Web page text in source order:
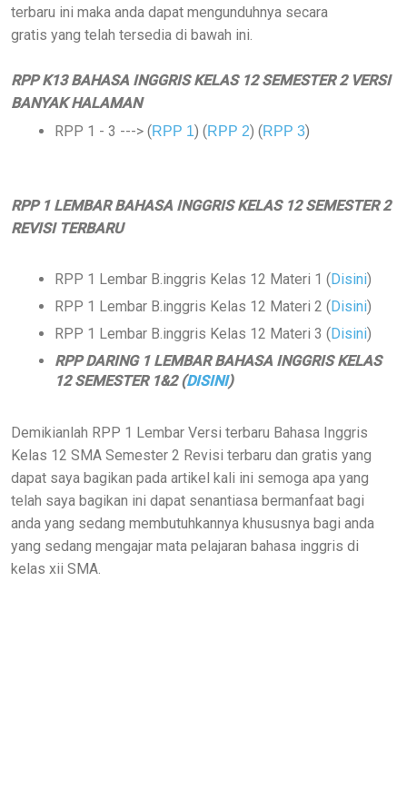
terbaru ini maka anda dapat mengunduhnya secara
gratis yang telah tersedia di bawah ini.
RPP K13 BAHASA INGGRIS KELAS 12 SEMESTER 2 VERSI
BANYAK HALAMAN
RPP 1 - 3 ---> (RPP 1) (RPP 2) (RPP 3)
RPP 1 LEMBAR BAHASA INGGRIS KELAS 12 SEMESTER 2
REVISI TERBARU
RPP 1 Lembar B.inggris Kelas 12 Materi 1 ( Disini)
RPP 1 Lembar B.inggris Kelas 12 Materi 2 ( Disini)
RPP 1 Lembar B.inggris Kelas 12 Materi 3 ( Disini)
RPP DARING 1 LEMBAR BAHASA INGGRIS KELAS
12 SEMESTER 1&2 (DISINI)
Demikianlah RPP 1 Lembar Versi terbaru Bahasa Inggris
Kelas 12 SMA Semester 2 Revisi terbaru dan gratis yang
dapat saya bagikan pada artikel kali ini semoga apa yang
telah saya bagikan ini dapat senantiasa bermanfaat bagi
anda yang sedang membutuhkannya khususnya bagi anda
yang sedang mengajar mata pelajaran bahasa inggris di
kelas xii SMA.